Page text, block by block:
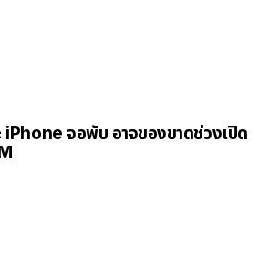
จอพับ อาจของขาดช่วงเปิด